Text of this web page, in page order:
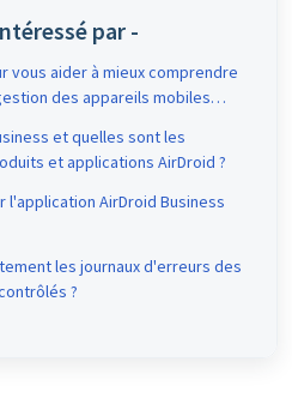
par -
vous aider à mieux comprendre
des appareils mobiles
et quelles sont les
et applications AirDroid ?
l'application AirDroid Business
les journaux d'erreurs des
?